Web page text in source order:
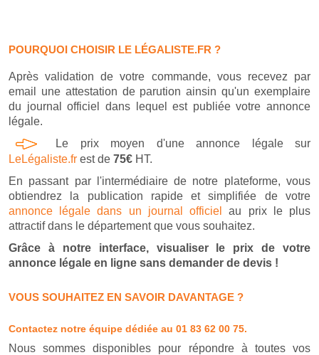
POURQUOI CHOISIR LE LÉGALISTE.FR ?
Après validation de votre commande, vous recevez par
email une attestation de parution ainsin qu'un exemplaire
du journal officiel dans lequel est publiée votre annonce
légale.
Le prix moyen d'une annonce légale sur
LeLégaliste.fr est de 75€ HT.
En passant par l'intermédiaire de notre plateforme, vous
obtiendrez la publication rapide et simplifiée de votre
annonce légale dans un journal officiel
au prix le plus
attractif dans le département que vous souhaitez.
Grâce à notre interface, visualiser le prix de votre
annonce légale en ligne sans demander de devis !
VOUS SOUHAITEZ EN SAVOIR DAVANTAGE ?
Contactez notre équipe dédiée au 01 83 62 00 75.
Nous sommes disponibles pour répondre à toutes vos